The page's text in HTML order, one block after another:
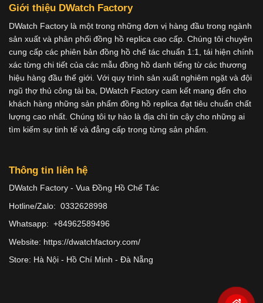
Giới thiệu DWatch Factory
DWatch Factory là một trong những đơn vị hàng đầu trong ngành
sản xuất và phân phối đồng hồ replica cao cấp. Chúng tôi chuyên
cung cấp các phiên bản đồng hồ chế tác chuẩn 1:1, tái hiện chính
xác từng chi tiết của các mẫu đồng hồ danh tiếng từ các thương
hiệu hàng đầu thế giới. Với quy trình sản xuất nghiêm ngặt và đội
ngũ thợ thủ công tài ba, DWatch Factory cam kết mang đến cho
khách hàng những sản phẩm đồng hồ replica đạt tiêu chuẩn chất
lượng cao nhất. Chúng tôi tự hào là địa chỉ tin cậy cho những ai
tìm kiếm sự tinh tế và đẳng cấp trong từng sản phẩm.
Thông tin liên hệ
DWatch Factory - Vua Đồng Hồ Chế Tác
Hotline/Zalo: 0332628998
Whatsapp: +84962589496
Website: https://dwatchfactory.com/
Store: Hà Nội - Hồ Chí Minh - Đà Nẵng